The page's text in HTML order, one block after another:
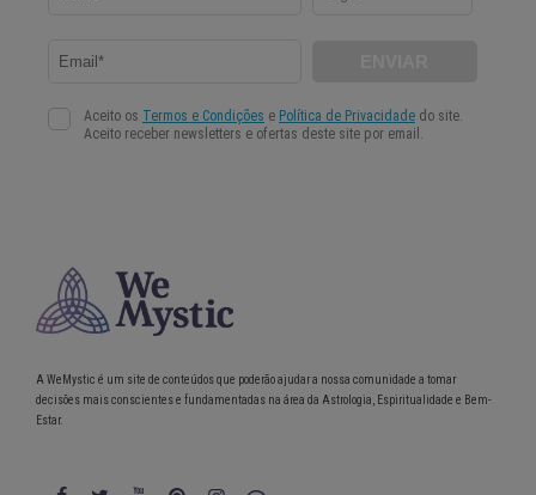
A WeMystic é um site de conteúdos que poderão ajudar a nossa comunidade a tomar
decisões mais conscientes e fundamentadas na área da Astrologia, Espiritualidade e Bem-
Estar.